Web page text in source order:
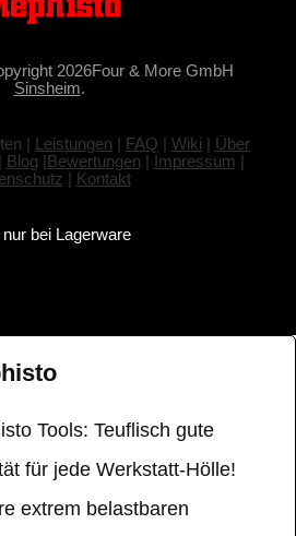
2026Four & More GmbH
Sinsheim.
| Leistungen | FAQ | Wiki | Über
Blog |Bewertungen | Impressum |
| Kontakt
bei Lagerware
Tools: Teuflisch gute
für jede Werkstatt-Hölle!
extrem belastbaren